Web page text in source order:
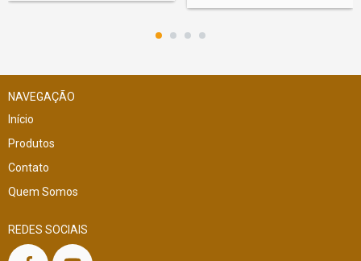
NAVEGAÇÃO
Início
Produtos
Contato
Quem Somos
REDES SOCIAIS